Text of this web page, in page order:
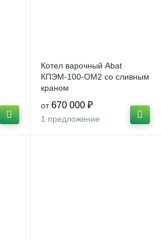
Котел варочный Abat
КПЭМ-100-ОМ2 со сливным
краном
от 670 000 ₽
1 предложение